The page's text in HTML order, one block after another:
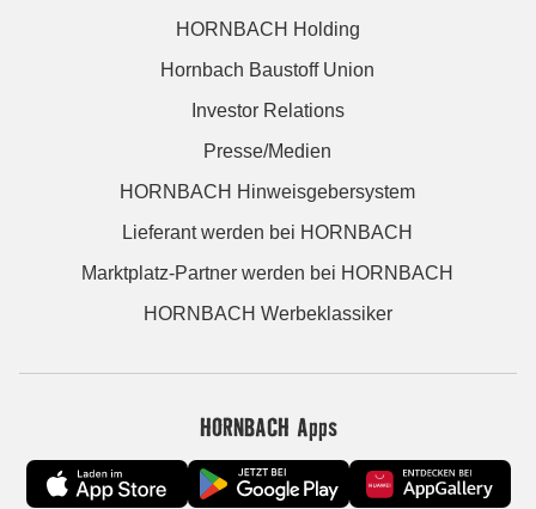
HORNBACH Holding
Hornbach Baustoff Union
Investor Relations
Presse/Medien
HORNBACH Hinweisgebersystem
Lieferant werden bei HORNBACH
Marktplatz-Partner werden bei HORNBACH
HORNBACH Werbeklassiker
HORNBACH Apps